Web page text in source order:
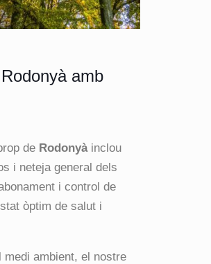
amb
de Rodonyàinclou
i neteja general dels
i control de
òptim de salut i
ambient, el nostre